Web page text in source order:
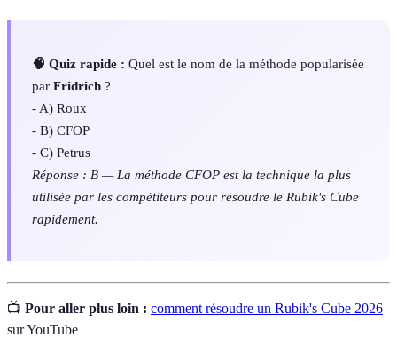
🧠 Quiz rapide : Quel est le nom de la méthode popularisée
par Fridrich ?
- A) Roux
- B) CFOP
- C) Petrus
Réponse : B — La méthode CFOP est la technique la plus
utilisée par les compétiteurs pour résoudre le Rubik's Cube
rapidement.
📺 Pour aller plus loin : comment résoudre un Rubik's Cube 2026
sur YouTube